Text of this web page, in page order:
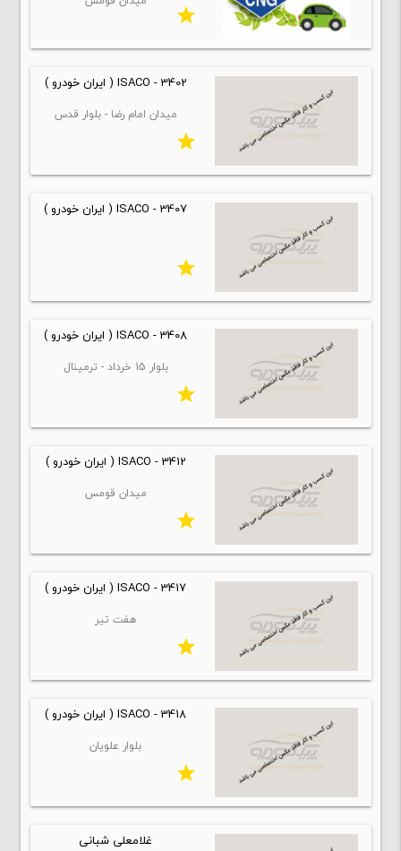
star
ISACO - 3402 ( ایران خودرو )
میدان امام رضا - بلوار قدس
star
ISACO - 3407 ( ایران خودرو )
star
ISACO - 3408 ( ایران خودرو )
بلوار 15 خرداد - ترمینال
star
ISACO - 3412 ( ایران خودرو )
میدان قومس
star
ISACO - 3417 ( ایران خودرو )
هفت تیر
star
ISACO - 3418 ( ایران خودرو )
بلوار علویان
star
غلامعلی شبانی